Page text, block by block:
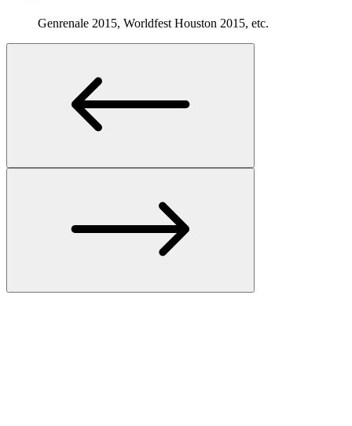
Genrenale 2015, Worldfest Houston 2015, etc.